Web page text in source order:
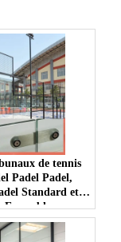
de tennis
Padel Padel,
Standard et
Ensemble
12mm 12mm
trempé en